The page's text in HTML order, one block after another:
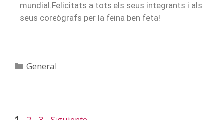
mundial.Felicitats a tots els seus integrants i als
seus coreògrafs per la feina ben feta!
General